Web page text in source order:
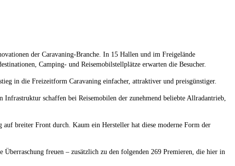
der Caravaning-Branche. In 15 Hallen und im Freigelände
Camping- und Reisemobilstellplätze erwarten die Besucher.
in die Freizeitform Caravaning einfacher, attraktiver und preisgünstiger.
schaffen bei Reisemobilen der zunehmend beliebte Allradantrieb,
auf breiter Front durch. Kaum ein Hersteller hat diese moderne Form der
freuen – zusätzlich zu den folgenden 269 Premieren, die hier in